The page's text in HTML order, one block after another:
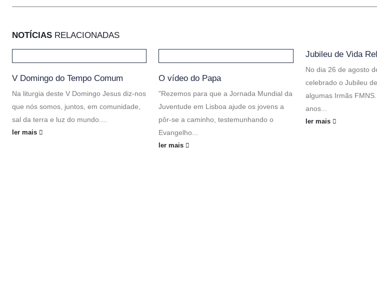
NOTÍCIAS RELACIONADAS
V Domingo do Tempo Comum
Na liturgia deste V Domingo Jesus diz-nos
que nós somos, juntos, em comunidade,
sal da terra e luz do mundo....
ler mais
O vídeo do Papa
"Rezemos para que a Jornada Mundial da
Juventude em Lisboa ajude os jovens a
pôr-se a caminho, testemunhando o
Evangelho...
ler mais
Jubileu de Vida
No dia 26 de agosto
celebrado o Jubileu
algumas Irmãs
anos...
ler mais